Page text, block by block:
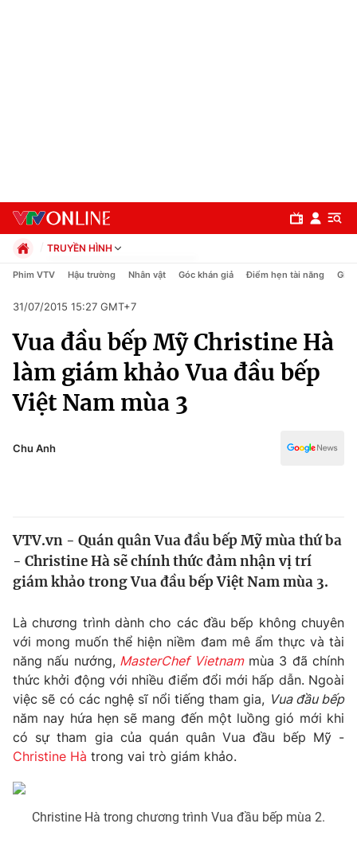
Chuyên mục
Chính trị
Xã hội
Pháp luật
Thế giới
Tin tức
Câu chuyện quốc tế
Kinh tế
Tài chính
Thị trường
Góc doanh nghiệp
Dữ liệu và đời sống
Truyền hình
Phim VTV
Hậu trường
Nhân vật
Khán giả
Giải trí
Điện ảnh
Âm nhạc
Du lịch
Giáo dục
TRUYỀN HÌNH
Chính trị
Pháp luật
Kinh tế
Thể thao
Truyền hình
Văn hóa - Giải trí
Phim VTV Hậu trường Nhân vật Góc khán giả Điểm hẹn tài năng Giải
31/07/2015 15:27 GMT+7
Vua đầu bếp Mỹ Christine Hà
làm giám khảo Vua đầu bếp
Việt Nam mùa 3
Chu Anh
VTV.vn - Quán quân Vua đầu bếp Mỹ mùa thứ ba
- Christine Hà sẽ chính thức đảm nhận vị trí
giám khảo trong Vua đầu bếp Việt Nam mùa 3.
Là chương trình dành cho các đầu bếp không chuyên
với mong muốn thể hiện niềm đam mê ẩm thực và tài
năng nấu nướng, MasterChef Vietnammùa 3 đã chính
thức khởi động với nhiều điểm đổi mới hấp dẫn. Ngoài
việc sẽ có các nghệ sĩ nổi tiếng tham gia, Vua đầu bếp
năm nay hứa hẹn sẽ mang đến một luồng gió mới khi
có sự tham gia của quán quân Vua đầu bếp Mỹ -
Christine Hà trong vai trò giám khảo.
Christine Hà trong chương trình Vua đầu bếp mùa 2.